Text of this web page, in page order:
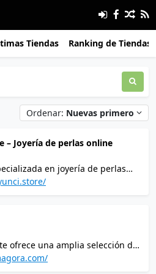
Tiendas Ranking de Tiendas
Ordenar: Nuevas primero
– Joyería de perlas online
en joyería de perlas
elegantes y atemporales.
y ocasión.
ofrece una amplia selección de
para cualquier